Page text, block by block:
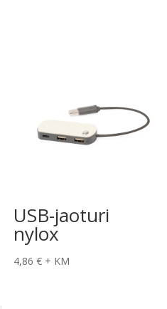
USB-jaoturi
nylox
4,86€ + KM